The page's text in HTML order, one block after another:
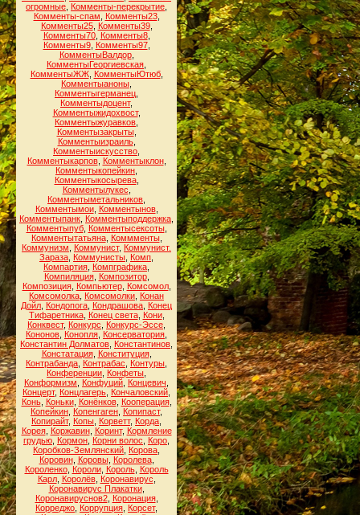
огромные Комменты-перекрытие
Комменты-спам
Комменты23,
Комменты25, Комменты39,
Комменты70, Комменты8,
Комменты9, Комменты97,
КомментыВалдор,
КомментыГеоргиевская
КомментыЖЖ, КомментыЮтюб,
Комментыаноны
Комментыгерманец
Комментыдоцент,
Комментыжидохвост,
Комментыжуравков
Комментызакрыты,
Комментыизраиль,
Комментыискусство
Комментыкарпов, Комментыклон,
Комментыкопейкин
Комментыкосырева,
Комментылукес
Комментыметальников
Комментымои, Комментынов,
Комментыпанк Комментыподдержка
Комментыпуб, Комментысексоты,
Комментытатьяна, Коммменты,
Коммунизм
Коммунист, Коммунист.
Зараза Коммунисты Комп
Компартия Компграфика
Компиляция, Композитор,
Композиция, Компьютер, Комсомол,
Комсомолка Комсомолки Конан
Дойл Кондопога Кондрашова Конец
Тифаретника, Конец света, Кони,
Конквест, Конкурс Конкурс-Эссе
Кононов Конопля Консерватория
Константин Долматов Константинов
Констатация, Конституция,
Контрабанда Контрабас Контуры
Конференции Конфеты
Конформизм
Конфуций Концевич
Концерт, Концлагерь Кончаловский
Конь, Коньки, Конёнков, Кооперация,
Копейкин Копенгаген Копипаст,
Копирайт, Копы Корветт, Корда
Корея, Коржавин, Коринт, Кормление
грудью Кормон Корни волос Коро
Коробков-Землянский Корова
Коровин, Коровы, Королева,
Короленко, Короли, Король, Король
Карл, Королёв, Коронавирус
Коронавирус Плакатки,
Коронавируснов2, Коронация,
Корреджо Коррупция Корсет,